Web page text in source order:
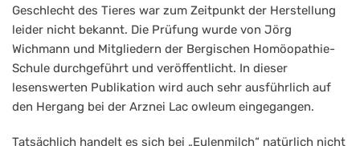
Geschlecht des Tieres war zum Zeitpunkt der Herstellung
leider nicht bekannt. Die Prüfung wurde von Jörg
Wichmann und Mitgliedern der Bergischen Homöopathie-
Schule durchgeführt und veröffentlicht. In dieser
lesenswerten Publikation wird auch sehr ausführlich auf
den Hergang bei der Arznei Lac owleum eingegangen.
Tatsächlich handelt es sich bei „Eulenmilch“ natürlich nicht